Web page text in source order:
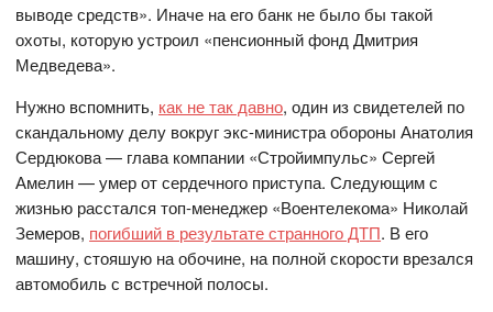
выводе средств». Иначе на его банк не было бы такой
охоты, которую устроил «пенсионный фонд Дмитрия
Медведева».
Нужно вспомнить, как не так давно, один из свидетелей по
скандальному делу вокруг экс-министра обороны Анатолия
Сердюкова — глава компании «Стройимпульс» Сергей
Амелин — умер от сердечного приступа. Следующим с
жизнью расстался топ-менеджер «Воентелекома» Николай
Земеров, погибший в результате странного ДТП. В его
машину, стояшую на обочине, на полной скорости врезался
автомобиль с встречной полосы.